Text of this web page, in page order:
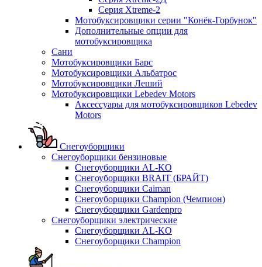
Серия Xtreme-2
Мотобуксировщики серии "Конёк-Горбунок"
Дополнительные опции для
мотобуксировщика
Сани
Мотобуксировщики Барс
Мотобуксировщики Альбатрос
Мотобуксировщики Леший
Мотобуксировщики Lebedev Motors
Аксессуары для мотобуксировщиков Lebedev
Motors
Снегоуборщики
Снегоуборщики бензиновые
Снегоуборщики AL-KO
Снегоуборщики BRAIT (БРАЙТ)
Снегоуборщики Caiman
Снегоуборщики Champion (Чемпион)
Снегоуборщики Gardenpro
Снегоуборщики электрические
Снегоуборщики AL-KO
Снегоуборщики Champion